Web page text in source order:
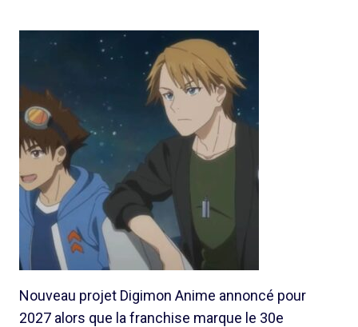
Nouveau projet Digimon Anime annoncé pour
2027 alors que la franchise marque le 30e